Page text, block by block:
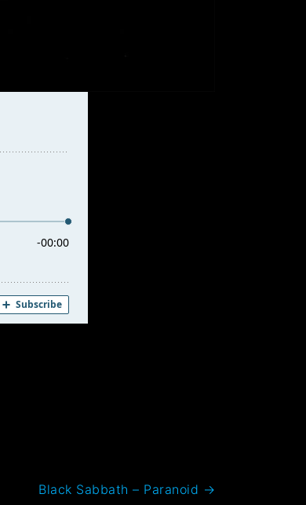
Black Sabbath – Paranoid →